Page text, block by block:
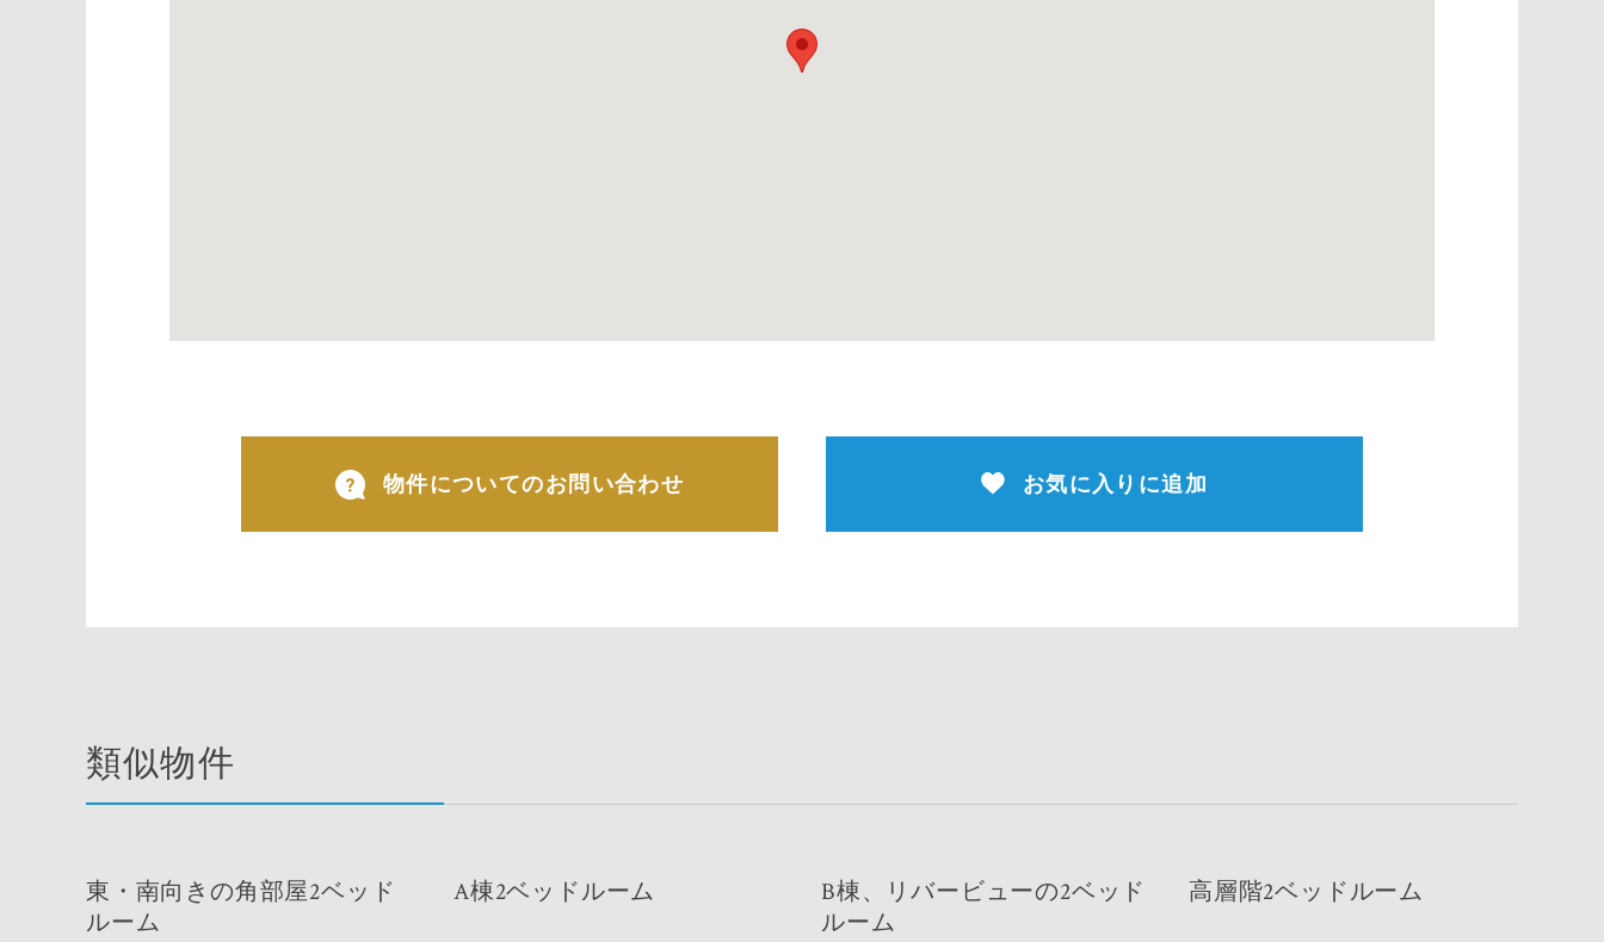
物件についてのお問い合わせ お気に入りに追加
類似物件
東・南向きの角部屋2ベッド
ルーム
A棟2ベッドルーム
B棟、リバービューの2ベッド
ルーム
高層階2ベッドルーム